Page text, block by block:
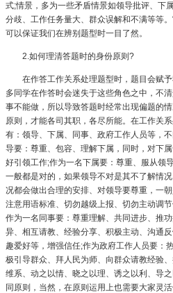
式;情景，多为一些矛盾情景如领导批评、下
分歧、工作任务量大、群众误解和不满等等
可以保证我们在辨别题型时一目了然。
2.如何理清答题时的身份原则?
在作答工作关系处理题型时，题目会赋予
多同学在作答时会迷失于这些角色之中，不
事不能做，所以导致答题时经常出现偏题的
原则，才能各司其职，各尽所能。在工作关
有：领导、下属、同事、政府工作人员等，
导要：尊重、包容、理解下属，同时，对下
好引领工作;作为一名下属要：尊重、服从领
一般都是对的，如果领导不对是其不了解情
况都会做出合理的安排、对领导要尊重，一
注意用语标准、切勿越级上报、切勿主动调
作为一名同事要：尊重理解、共同进步、推
异、相互请教、经验分享、积极主动、沟通
趣爱好等，增强信任;作为政府工作人员要：
极引导群众、拜人民为师、向群众请教经验
维系、动之以情、晓之以理、诱之以利、导
同原则，当然，在原则运用上也需要大家灵